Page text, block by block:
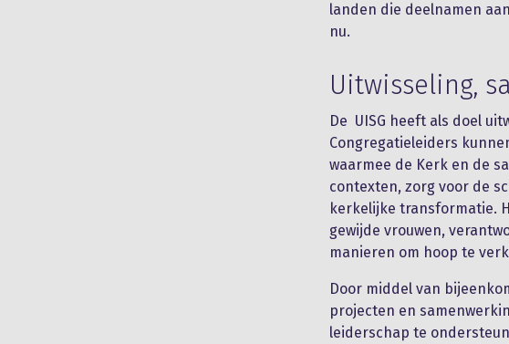
landen die deelnamen
nu.
Uitwisseling,
De UISG heeft als doel
Congregatieleiders
waarmee de Kerk en de
contexten, zorg voor de
kerkelijke transformatie.
gewijde vrouwen,
manieren om hoop te
Door middel van
projecten en
leiderschap te